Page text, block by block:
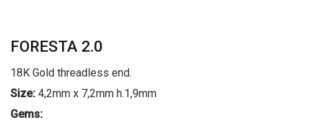
FORESTA 2.0
18K Gold threadless end.
Size: 4,2mm x 7,2mm h.1,9mm
Gems: